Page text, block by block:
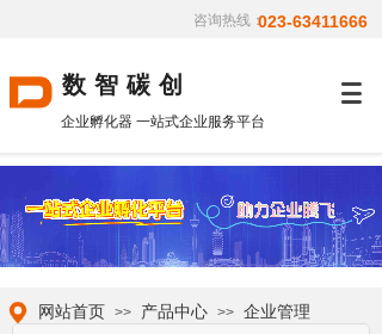
咨询热线：023-63411666
企业孵化器 一站式企业服务平台
数智碳创
网站首页 >> 产品中心 >> 企业管理